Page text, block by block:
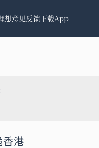
想意见反馈下载App
香港